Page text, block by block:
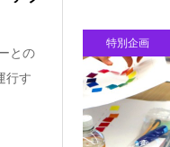
との
行す
特別企画